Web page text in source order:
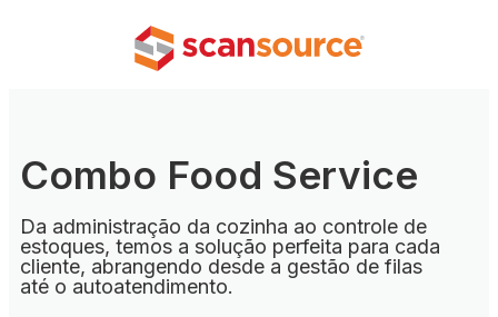
Combo Food Service
Da administração da cozinha ao controle de
estoques, temos a solução perfeita para cada
cliente, abrangendo desde a gestão de filas
até o autoatendimento.